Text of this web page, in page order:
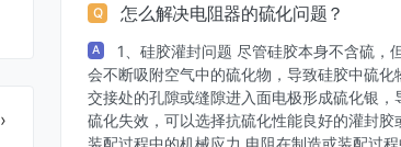
Q 怎么解决电阻器的硫化问题？
A
1、硅胶灌封问题 尽管硅胶本身不含硫，
会不断吸附空气中的硫化物，导致硅胶中硫
交接处的孔隙或缝隙进入面电极形成硫化银
硫化失效，可以选择抗硫化性能良好的灌封
装配过程中的机械应力 电阻在制造或装配过